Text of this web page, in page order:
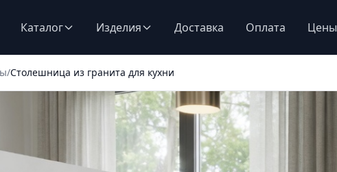
Каталог Изделия Доставка Оплата Цены
/Столешница из гранита для кухни